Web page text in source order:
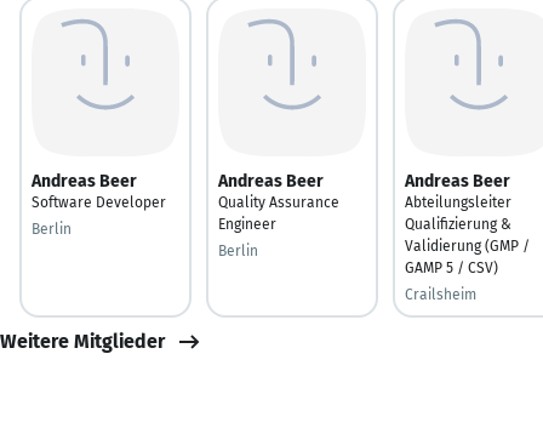
Andreas Beer
Software Developer
Berlin
Andreas Beer
Quality Assurance
Engineer
Berlin
Andreas Beer
Abteilungsleiter
Qualifizierung &
Validierung (GMP /
GAMP 5 / CSV)
Crailsheim
Weitere Mitglieder